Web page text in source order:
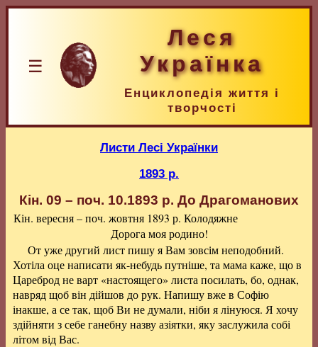
☰
Леся
Українка
Енциклопедія життя і
творчості
Листи Лесі Українки
1893 р.
Кін. 09 – поч. 10.1893 р. До Драгоманових
Кін. вересня – поч. жовтня 1893 р. Колодяжне
Дорога моя родино!
От уже другий лист пишу я Вам зовсім неподобний.
Хотіла оце написати як-небудь путніше, та мама каже, що в
Цареброд не варт «настоящего» листа посилать, бо, однак,
навряд щоб він дійшов до рук. Напишу вже в Софію
інакше, а се так, щоб Ви не думали, ніби я лінуюся. Я хочу
здійняти з себе ганебну назву азіятки, яку заслужила собі
літом від Вас.